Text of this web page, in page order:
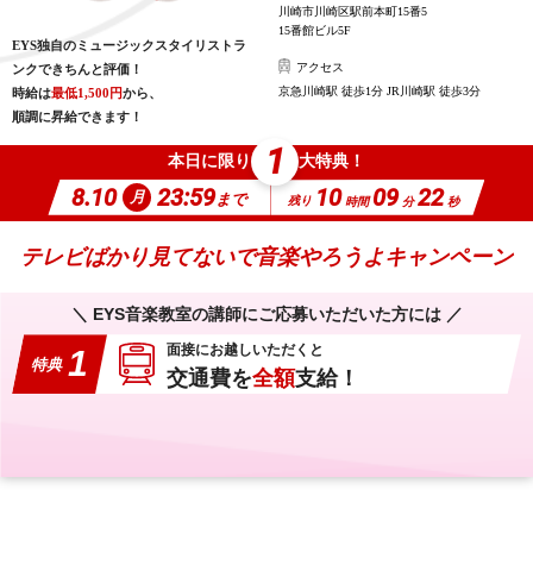
EYS独自のミュージックスタイリストラ
ンクできちんと評価！
時給は最低1,500円から、
順調に昇給できます！
川崎市川崎区駅前本町15番5
15番館ビル5F
アクセス
京急川崎駅 徒歩1分 JR川崎駅 徒歩3分
8.10 月 23:59まで
本日に限り 1 大特典！
残り 10 時間 09 分 21 秒
テレビばかり見てないで音楽やろうよキャンペーン
＼ EYS音楽教室の講師にご応募いただいた方には ／
特典 1 面接にお越しいただくと
交通費を全額支給！